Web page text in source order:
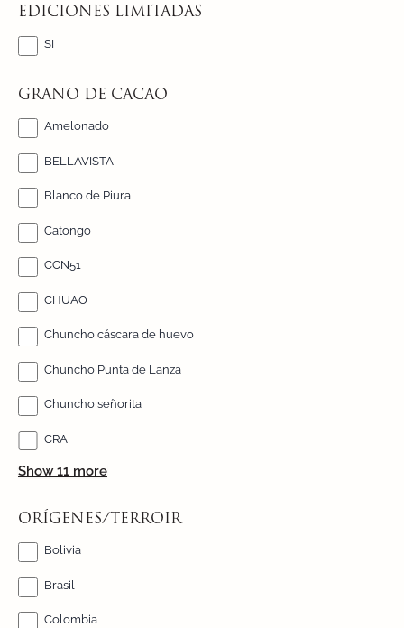
EDICIONES LIMITADAS
SI
GRANO DE CACAO
Amelonado
BELLAVISTA
Blanco de Piura
Catongo
CCN51
CHUAO
Chuncho cáscara de huevo
Chuncho Punta de Lanza
Chuncho señorita
CRA
Show 11 more
ORÍGENES/TERROIR
Bolivia
Brasil
Colombia